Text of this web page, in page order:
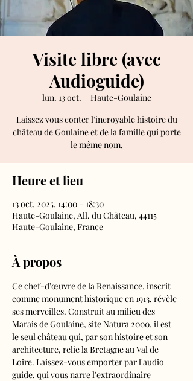
Visite libre (avec
Audioguide)
lun. 13 oct.
  |
Haute-Goulaine
Laissez vous conter l’incroyable histoire du
château de Goulaine et de la famille qui porte
le même nom.
Heure et lieu
13 oct. 2025, 14:00 – 18:30
Haute-Goulaine, All. du Château, 44115
Haute-Goulaine, France
À propos
Ce chef-d'œuvre de la Renaissance, inscrit
comme monument historique en 1913, révèle
ses merveilles. Construit au milieu des
Marais de Goulaine, site Natura 2000, il est
le seul château qui, par son histoire et son
architecture, relie la Bretagne au Val de
Loire. Laissez-vous emporter par l'audio
guide, qui vous narre l'extraordinaire